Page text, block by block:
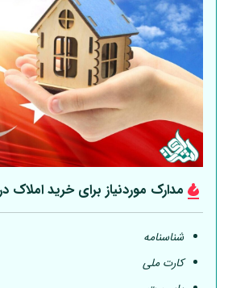
مدارک موردنیاز برای خرید املاک
شناسنامه
کارت ملی